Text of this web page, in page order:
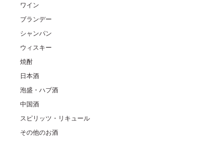
ワイン
ブランデー
シャンパン
ウィスキー
焼酎
日本酒
泡盛・ハブ酒
中国酒
スピリッツ・リキュール
その他のお酒